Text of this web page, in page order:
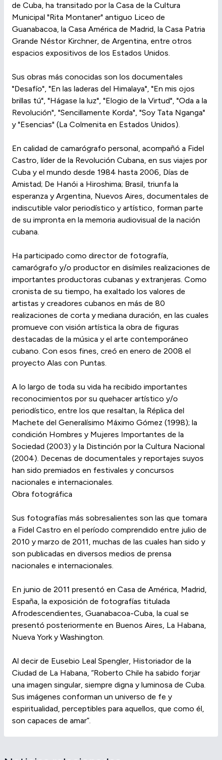
de Cuba, ha transitado por la Casa de la Cultura
Municipal "Rita Montaner" antiguo Liceo de
Guanabacoa, la Casa América de Madrid, la Casa Patria
Grande Néstor Kirchner, de Argentina, entre otros
espacios expositivos de los Estados Unidos.
Sus obras más conocidas son los documentales
"Desafío", "En las laderas del Himalaya", "En mis ojos
brillas tú", "Hágase la luz", "Elogio de la Virtud", "Oda a la
Revolución", "Sencillamente Korda", "Soy Tata Nganga"
y "Esencias" (La Colmenita en Estados Unidos).
En calidad de camarógrafo personal, acompañó a Fidel
Castro,​ líder de la Revolución Cubana, en sus viajes por
Cuba y el mundo desde 1984 hasta 2006, Días de
Amistad; De Hanói a Hiroshima; Brasil, triunfa la
esperanza y Argentina, Nuevos Aires, documentales de
indiscutible valor periodístico y artístico, forman parte
de su impronta en la memoria audiovisual de la nación
cubana.
Ha participado como director de fotografía,
camarógrafo y/o productor en disímiles realizaciones de
importantes productoras cubanas y extranjeras. Como
cronista de su tiempo, ha exaltado los valores de
artistas y creadores cubanos en más de 80
realizaciones de corta y mediana duración, en las cuales
promueve con visión artística la obra de figuras
destacadas de la música y el arte contemporáneo
cubano. Con esos fines, creó en enero de 2008 el
proyecto Alas con Puntas.
A lo largo de toda su vida ha recibido importantes
reconocimientos por su quehacer artístico y/o
periodístico, entre los que resaltan, la Réplica del
Machete del Generalísimo Máximo Gómez (1998); la
condición Hombres y Mujeres Importantes de la
Sociedad (2003) y la Distinción por la Cultura Nacional
(2004). Decenas de documentales y reportajes suyos
han sido premiados en festivales y concursos
nacionales e internacionales.
Obra fotográfica
Sus fotografías más sobresalientes son las que tomara
a Fidel Castro en el período comprendido entre julio de
2010 y marzo de 2011, muchas de las cuales han sido y
son publicadas en diversos medios de prensa
nacionales e internacionales.
En junio de 2011 presentó en Casa de América, Madrid,
España, la exposición de fotografías titulada
Afrodescendientes, Guanabacoa-Cuba, la cual se
presentó posteriormente en Buenos Aires, La Habana,
Nueva York y Washington.
Al decir de Eusebio Leal Spengler, Historiador de la
Ciudad de La Habana, “Roberto Chile ha sabido forjar
una imagen singular, siempre digna y luminosa de Cuba.
Sus imágenes conforman un universo de fe y
espiritualidad, perceptibles para aquellos, que como él,
son capaces de amar”.